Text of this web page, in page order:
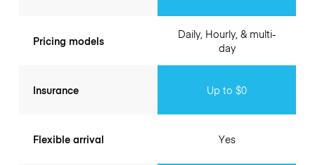
Pricing models
Insurance
Flexible arrival
Daily, Hourly, & multi-
day
Up to $0
Yes